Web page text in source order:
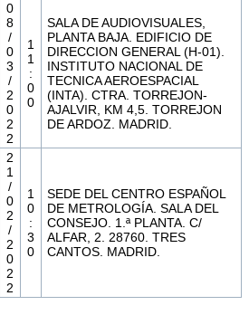
0
8
/
0
3
/
2
0
2
2
1
1
:
0
0
SALA DE AUDIOVISUALES,
PLANTA BAJA. EDIFICIO DE
DIRECCION GENERAL (H-01).
INSTITUTO NACIONAL DE
TECNICA AEROESPACIAL
(INTA). CTRA. TORREJON-
AJALVIR, KM 4,5. TORREJON
DE ARDOZ. MADRID.
2
1
/
0
2
/
2
0
2
2
1
0
:
3
0
SEDE DEL CENTRO ESPAÑOL
DE METROLOGÍA. SALA DEL
CONSEJO. 1.ª PLANTA. C/
ALFAR, 2. 28760. TRES
CANTOS. MADRID.